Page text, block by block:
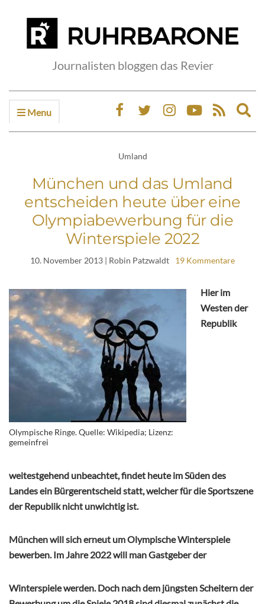
Journalisten bloggen das Revier
Menu
Umland
München und das Umland
entscheiden heute über eine
Olympiabewerbung für die
Winterspiele 2022
10. November 2013 | Robin Patzwaldt 19 Kommentare
Olympische Ringe. Quelle: Wikipedia; Lizenz:
gemeinfrei
Hier im
Westen der
Republik
weitestgehend unbeachtet, findet heute im Süden des
Landes ein Bürgerentscheid statt, welcher für die Sportszene
der Republik nicht unwichtig ist.
München will sich erneut um Olympische Winterspiele
bewerben. Im Jahre 2022 will man Gastgeber der
Winterspiele werden. Doch nach dem jüngsten Scheitern der